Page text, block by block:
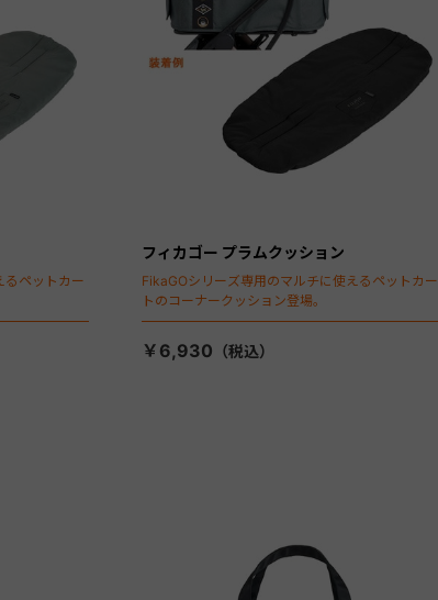
るペットカー
フィカゴー プラムクッション
FikaGOシリーズ専用のマルチに使えるペットカー
トのコーナークッション登場。
￥6,930